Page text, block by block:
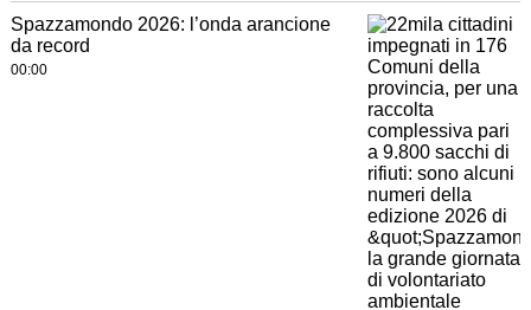
Spazzamondo 2026: l’onda arancione
da record
00:00